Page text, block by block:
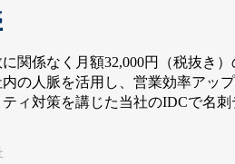
関係なく月額32,000円（税抜き）
の人脈を活用し、営業効率アップ
ィ対策を講じた当社のIDCで名刺